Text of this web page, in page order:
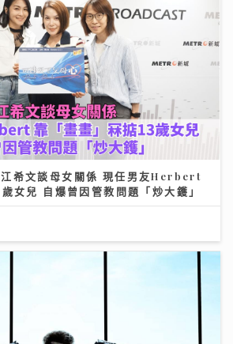
希文談母女關係 現任男友Herbert
女兒 自爆曾因管教問題「炒大鑊」